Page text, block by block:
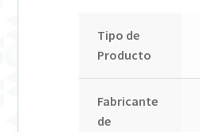
Tipo de
Producto
Fabricante
de